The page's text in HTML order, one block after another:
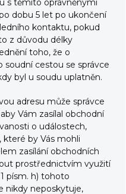
s těmito oprávněnými
dobu 5 let po ukončení
kontaktu, pokud
z důvodu délky
toho, že o
cestou se správce
byl u soudu uplatněn.
adresu může správce
Vám zasílal obchodní
o událostech,
které by Vás mohli
zasílání obchodních
prostřednictvím využití
písm. h) tohoto
nikdy neposkytuje,